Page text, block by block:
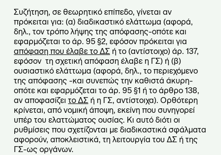
Συζήτηση, σε θεωρητικό επίπεδο, γίνεται αν
πρόκειται για: (α) διαδικαστικό ελάττωμα (αφορά,
δηλ., τον τρόπο λήψης της απόφασης-οπότε και
εφαρμόζεται το άρ. 95 §2, εφόσον πρόκειται για
απόφαση που έλαβε το ΔΣ ή το (αντίστοιχο) άρ. 137,
εφόσον τη σχετική απόφαση έλαβε η ΓΣ) ή (β)
ουσιαστικό ελάττωμα (αφορά, δηλ., το περιεχόμενο
της απόφασης -και συνεπώς την καθιστά άκυρη-
οπότε και εφαρμόζεται το άρ. 95 §1 ή το άρθρο 138,
αν αποφασίζει το ΔΣ ή η ΓΣ, αντίστοιχα). Ορθότερη
κρίνεται, από νομική άποψη, εκείνη που συνηγορεί
υπέρ του ελαττώματος ουσίας. Κι αυτό διότι οι
ρυθμίσεις που σχετίζονται με διαδικαστικά σφάλματα
αφορούν, αποκλειστικά, τη λειτουργία του ΔΣ ή της
ΓΣ-ως οργάνων.